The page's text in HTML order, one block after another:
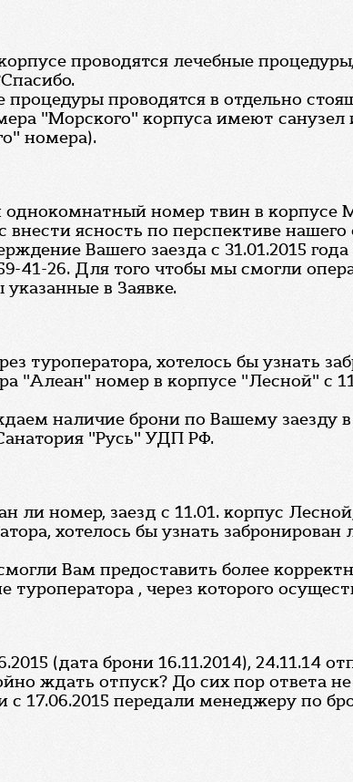
проводятся лечебные
проводятся в отдельно
"Морского" корпуса имеют санузел
номера).
номер твин в корпусе
ясность по перспективе
Вашего заезда с 31.01.2015
41-26. Для того чтобы мы смогли
в Заявке.
туроператора, хотелось бы узнать
"Алеан" номер в корпусе "Лесной" с
наличие брони по Вашему заезду в
"Русь" УДП РФ.
ли номер, заезд с 11.01. корпус
хотелось бы узнать
Вам предоставить более
, через которого
(дата брони 16.11.2014), 24.11.14
ждать отпуск? До сих пор ответа
с 17.06.2015 передали менеджеру по